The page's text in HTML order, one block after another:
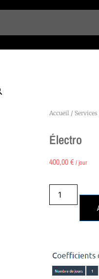
Accueil / Services
Électro
400,00€ / jour